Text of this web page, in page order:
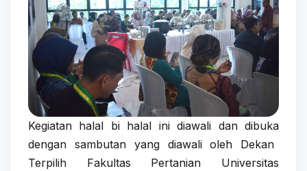
Kegiatan halal bi halal ini diawali dan dibuka
dengan sambutan yang diawali oleh Dekan
Terpilih Fakultas Pertanian Universitas